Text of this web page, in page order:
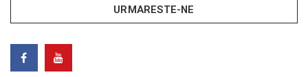
URMARESTE-NE